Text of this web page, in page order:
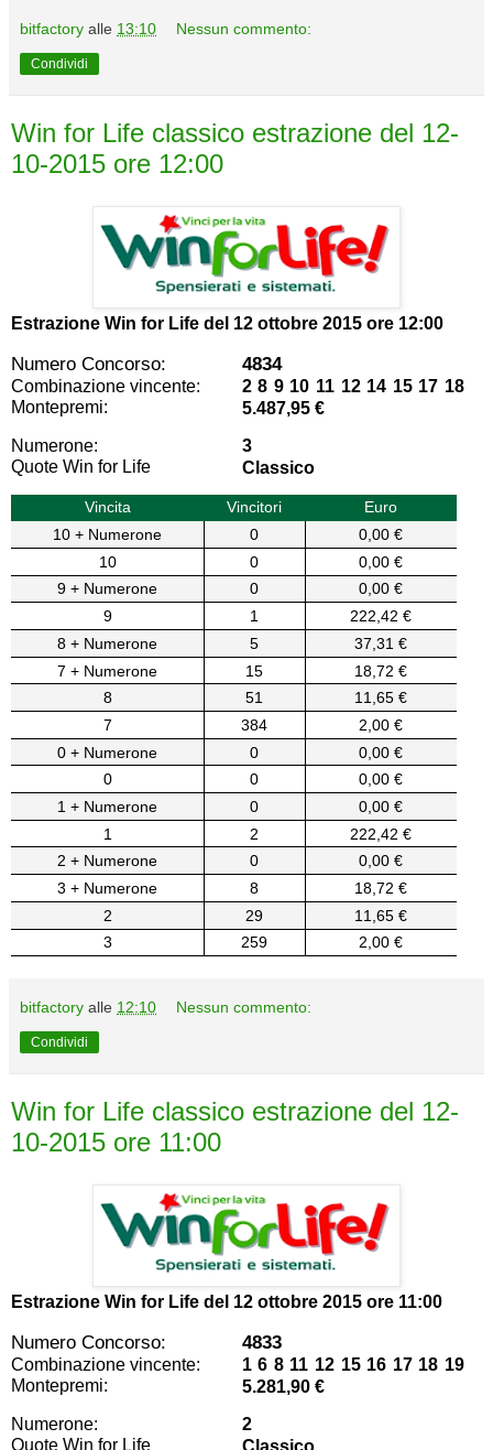
bitfactory alle 13:10 Nessun commento:
Condividi
Win for Life classico estrazione del 12-
10-2015 ore 12:00
Estrazione Win for Life del 12 ottobre 2015 ore 12:00
Numero Concorso: 4834
Combinazione vincente:
2 8 9 10 11 12 14 15 17 18
Montepremi:
5.487,95 €
Numerone:
3
Quote Win for Life
Classico
Vincita Vincitori
Euro
10 + Numerone
0
0,00 €
10
0
0,00 €
9 + Numerone
0
0,00 €
9
1
222,42 €
8 + Numerone
5
37,31 €
7 + Numerone
15
18,72 €
8
51
11,65 €
7
384
2,00 €
0 + Numerone
0
0,00 €
0
0
0,00 €
1 + Numerone
0
0,00 €
1
2
222,42 €
2 + Numerone
0
0,00 €
3 + Numerone
8
18,72 €
2
29
11,65 €
3
259 2,00 €
bitfactory alle 12:10 Nessun commento:
Condividi
Win for Life classico estrazione del 12-
10-2015 ore 11:00
Estrazione Win for Life del 12 ottobre 2015 ore 11:00
Numero Concorso: 4833
Combinazione vincente:
1 6 8 11 12 15 16 17 18 19
Montepremi:
5.281,90 €
Numerone:
2
Quote Win for Life
Classico